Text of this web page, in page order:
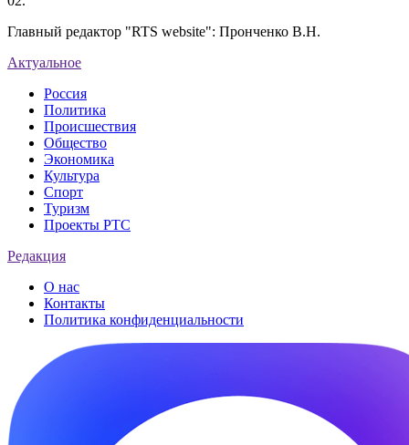
Главный редактор "RTS website": Пронченко В.Н.
Актуальное
Россия
Политика
Происшествия
Общество
Экономика
Культура
Спорт
Туризм
Проекты РТС
Редакция
О нас
Контакты
Политика конфиденциальности